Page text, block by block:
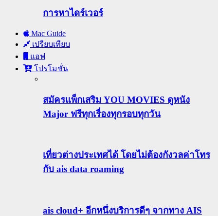
การหาไดร์เวอร์
Mac Guide
เปรียบเทียบ
แอฟ
โปรโมชั่น
สมัครแพ็กเสริม YOU MOVIES ดูหนัง
Major ฟรีทุกเรื่องทุกรอบทุกวัน
เที่ยวต่างประเทศได้ โดยไม่ต้องกังวลค่าโทร
กับ ais data roaming
ais cloud+ อีกหนึ่งบริการดีๆ จากทาง AIS